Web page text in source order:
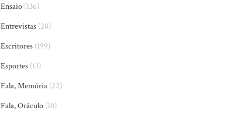
Ensaio (136)
Entrevistas (28)
Escritores (199)
Esportes (13)
Fala, Memória (22)
Fala, Oráculo (10)